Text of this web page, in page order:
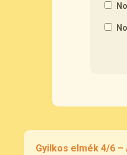
Gyilkos elmék 4/6 –